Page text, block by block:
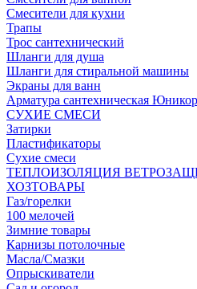
Смесители для кухни
Трапы
Трос сантехнический
Шланги для душа
Шланги для стиральной машины
Экраны для ванн
Арматура сантехническая
СУХИЕ СМЕСИ
Затирки
Пластификаторы
Сухие смеси
ТЕПЛОИЗОЛЯЦИЯ
ХОЗТОВАРЫ
Газ/горелки
100 мелочей
Зимние товары
Карнизы потолочные
Масла/Смазки
Опрыскиватели